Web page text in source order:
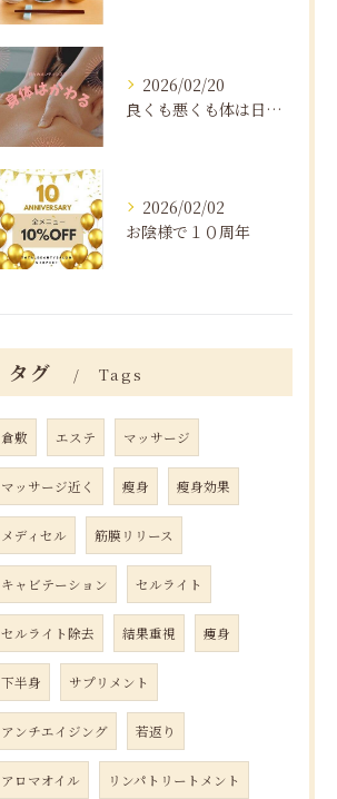
2026/02/20
良くも悪くも体は日々変化する
2026/02/02
お陰様で１０周年
タグ Tags
倉敷 エステ マッサージ
マッサージ近く 瘦身 瘦身効果
メディセル 筋膜リリース
キャビテーション セルライト
セルライト除去 結果重視 痩身
下半身 サプリメント
アンチエイジング 若返り
アロマオイル リンパトリートメント